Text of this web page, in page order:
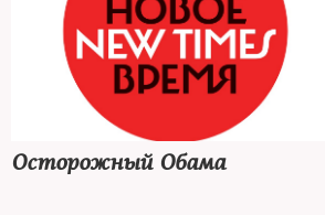
Осторожный Обама